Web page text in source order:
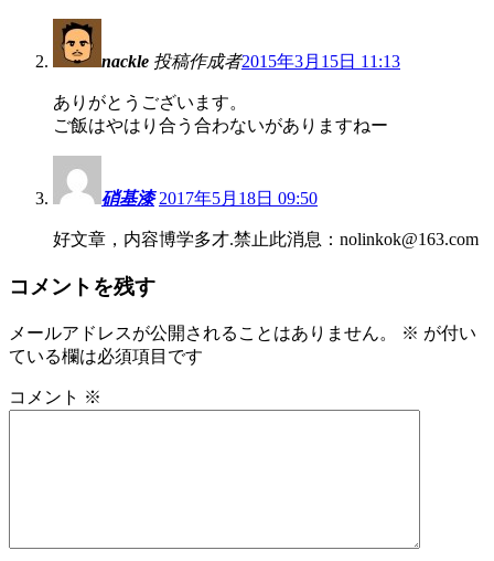
nackle 投稿作成者2015年3月15日 11:13
ありがとうございます。
ご飯はやはり合う合わないがありますねー
硝基漆 2017年5月18日 09:50
好文章，内容博学多才.禁止此消息：nolinkok@163.com
コメントを残す
メールアドレスが公開されることはありません。 ※ が付い
ている欄は必須項目です
コメント ※